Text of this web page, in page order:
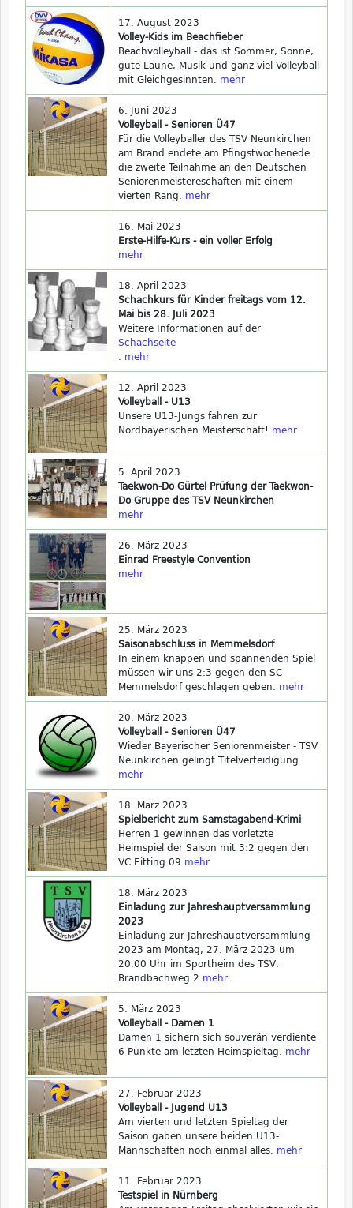
17. August 2023
Volley-Kids im Beachfieber
Beachvolleyball - das ist Sommer, Sonne,
gute Laune, Musik und ganz viel Volleyball
mit Gleichgesinnten. mehr
6. Juni 2023
Volleyball - Senioren Ü47
Für die Volleyballer des TSV Neunkirchen
am Brand endete am Pfingstwochenede
die zweite Teilnahme an den Deutschen
Seniorenmeistereschaften mit einem
vierten Rang. mehr
16. Mai 2023
Erste-Hilfe-Kurs - ein voller Erfolg
mehr
18. April 2023
Schachkurs für Kinder freitags vom 12.
Mai bis 28. Juli 2023
Weitere Informationen auf der
Schachseite
. mehr
12. April 2023
Volleyball - U13
Unsere U13-Jungs fahren zur
Nordbayerischen Meisterschaft! mehr
5. April 2023
Taekwon-Do Gürtel Prüfung der Taekwon-
Do Gruppe des TSV Neunkirchen
mehr
26. März 2023
Einrad Freestyle Convention
mehr
25. März 2023
Saisonabschluss in Memmelsdorf
In einem knappen und spannenden Spiel
müssen wir uns 2:3 gegen den SC
Memmelsdorf geschlagen geben. mehr
20. März 2023
Volleyball - Senioren Ü47
Wieder Bayerischer Seniorenmeister - TSV
Neunkirchen gelingt Titelverteidigung
mehr
18. März 2023
Spielbericht zum Samstagabend-Krimi
Herren 1 gewinnen das vorletzte
Heimspiel der Saison mit 3:2 gegen den
VC Eitting 09 mehr
18. März 2023
Einladung zur Jahreshauptversammlung
2023
Einladung zur Jahreshauptversammlung
2023 am Montag, 27. März 2023 um
20.00 Uhr im Sportheim des TSV,
Brandbachweg 2 mehr
5. März 2023
Volleyball - Damen 1
Damen 1 sichern sich souverän verdiente
6 Punkte am letzten Heimspieltag. mehr
27. Februar 2023
Volleyball - Jugend U13
Am vierten und letzten Spieltag der
Saison gaben unsere beiden U13-
Mannschaften noch einmal alles. mehr
11. Februar 2023
Testspiel in Nürnberg